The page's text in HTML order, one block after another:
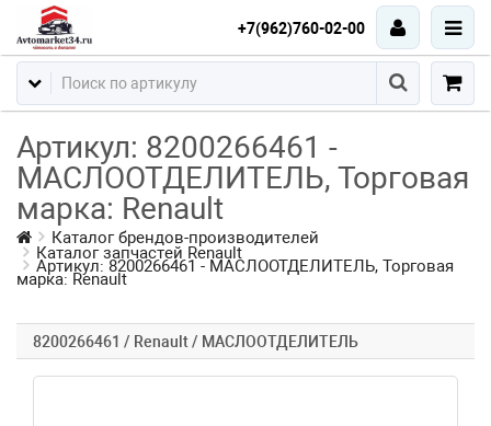
+7(962)760-02-00
Артикул: 8200266461 -
МАСЛООТДЕЛИТЕЛЬ, Торговая
марка: Renault
Каталог брендов-производителей
Каталог запчастей Renault
Артикул: 8200266461 - МАСЛООТДЕЛИТЕЛЬ, Торговая
марка: Renault
8200266461 / Renault / МАСЛООТДЕЛИТЕЛЬ